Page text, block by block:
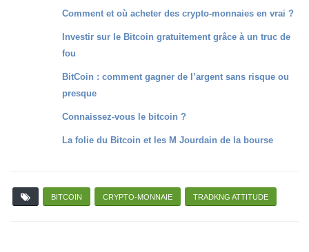
Comment et où acheter des crypto-monnaies en vrai ?
Investir sur le Bitcoin gratuitement grâce à un truc de
fou
BitCoin : comment gagner de l’argent sans risque ou
presque
Connaissez-vous le bitcoin ?
La folie du Bitcoin et les M Jourdain de la bourse
BITCOIN CRYPTO-MONNAIE TRADKNG ATTITUDE